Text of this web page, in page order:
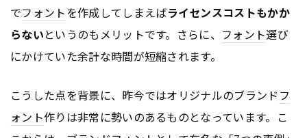
でフォントを作成してしまえばライセンスコストもかか
らないというのもメリットです。さらに、 フォント選び
にかけていた余計な時間が短縮されます。
こうした点を背景に、昨今ではオリジナルのブランド フ
ォント作りは非常に勢いのあるものとなっています。こ